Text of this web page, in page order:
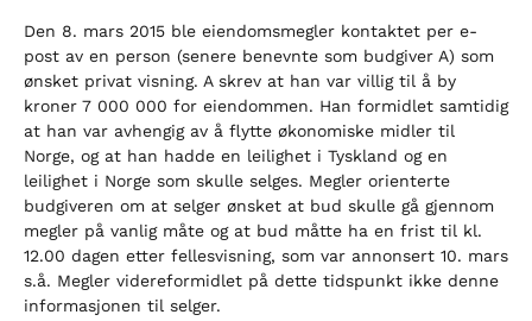
Den 8. mars 2015 ble eiendomsmegler kontaktet per e-
post av en person (senere benevnte som budgiver A) som
ønsket privat visning. A skrev at han var villig til å by
kroner 7 000 000 for eiendommen. Han formidlet samtidig
at han var avhengig av å flytte økonomiske midler til
Norge, og at han hadde en leilighet i Tyskland og en
leilighet i Norge som skulle selges. Megler orienterte
budgiveren om at selger ønsket at bud skulle gå gjennom
megler på vanlig måte og at bud måtte ha en frist til kl.
12.00 dagen etter fellesvisning, som var annonsert 10. mars
s.å. Megler videreformidlet på dette tidspunkt ikke denne
informasjonen til selger.